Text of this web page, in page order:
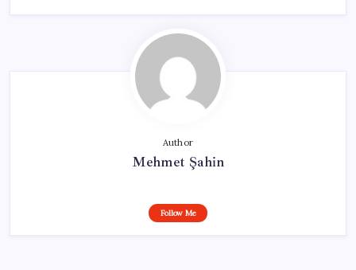
Author
Mehmet Şahin
Follow Me